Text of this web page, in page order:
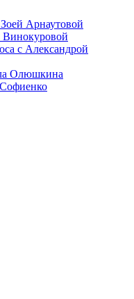
Арнаутовой
Винокуровой
с Александрой
Олюшкина